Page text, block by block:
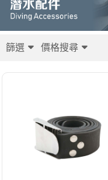
篩選 價格搜尋